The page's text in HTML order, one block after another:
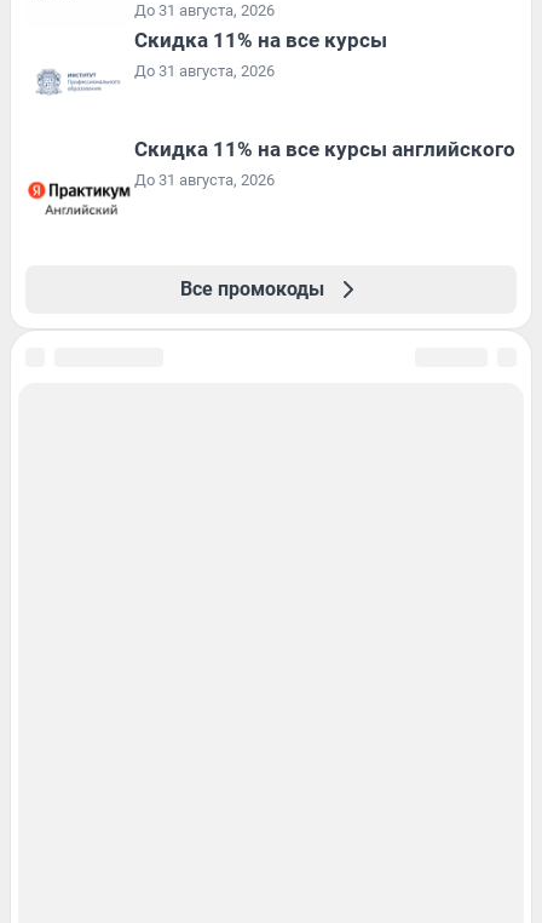
До 31 августа, 2026
Скидка 11% на все курсы
До 31 августа, 2026
Скидка 11% на все курсы английского
До 31 августа, 2026
Все промокоды